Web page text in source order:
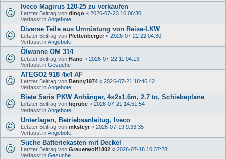
Iveco Magirus 120-25 zu verkaufen
Letzter Beitrag von dingo « 2026-07-23 16:06:30
Verfasst in Angebote
Diverse Teile aus Umrüstung von Reise-LKW
Letzter Beitrag von Plettenberger « 2026-07-22 22:04:30
Verfasst in Angebote
Ölwanne OM 314
Letzter Beitrag von Hano « 2026-07-22 11:04:13
Verfasst in Gesuche
ATEGO2 918 4x4 AF
Letzter Beitrag von Benny1974 « 2026-07-21 18:46:42
Verfasst in Angebote
Biete Saris PKW Anhänger, 4x2x1.6m, 2.7 to, Schiebeplane
Letzter Beitrag von hgrube « 2026-07-21 14:51:54
Verfasst in Angebote
Unterlagen, Betriebsanleitug, Iveco
Letzter Beitrag von mksteyr « 2026-07-19 9:33:35
Verfasst in Angebote
Suche Batteriekasten mit Deckel
Letzter Beitrag von Grauerwolf1802 « 2026-07-18 10:37:28
Verfasst in Gesuche